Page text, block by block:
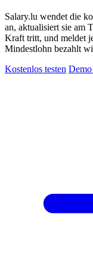
Salary.lu wendet die
an, aktualisiert sie am
Kraft tritt, und meldet
Mindestlohn bezahlt
Kostenlos testen